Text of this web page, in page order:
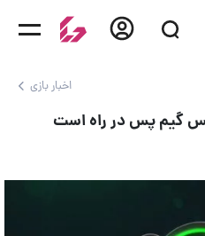
اخبار بازی
گیم پس در راه است